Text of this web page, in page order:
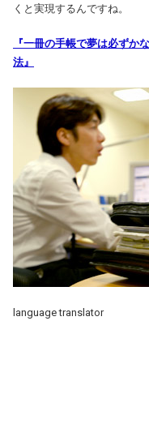
くと実現するんですね。
『一冊の手帳で夢は必ずか
法』
language translator